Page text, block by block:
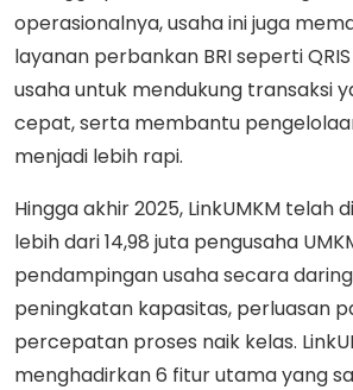
operasionalnya, usaha ini juga
layanan perbankan BRI seperti
usaha untuk mendukung transaksi
cepat, serta membantu
menjadi lebih rapi.
Hingga akhir 2025, LinkUMKM telah
lebih dari 14,98 juta pengusaha
pendampingan usaha secara
peningkatan kapasitas, perluasan
percepatan proses naik kelas.
menghadirkan 6 fitur utama yang